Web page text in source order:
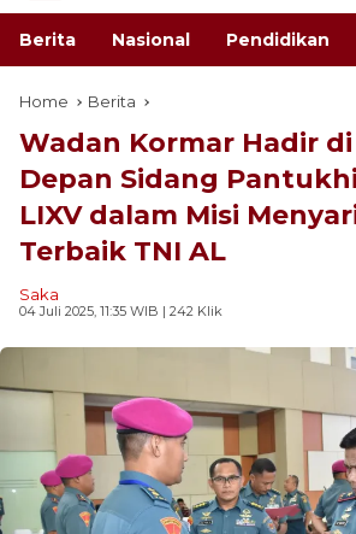
Berita Nasional Pendidikan
Home Berita
Wadan Kormar Hadir di
Depan Sidang
LIXV dalam Misi
Terbaik TNI AL
Saka
04 Juli 2025, 11:35 WIB | 242 Klik